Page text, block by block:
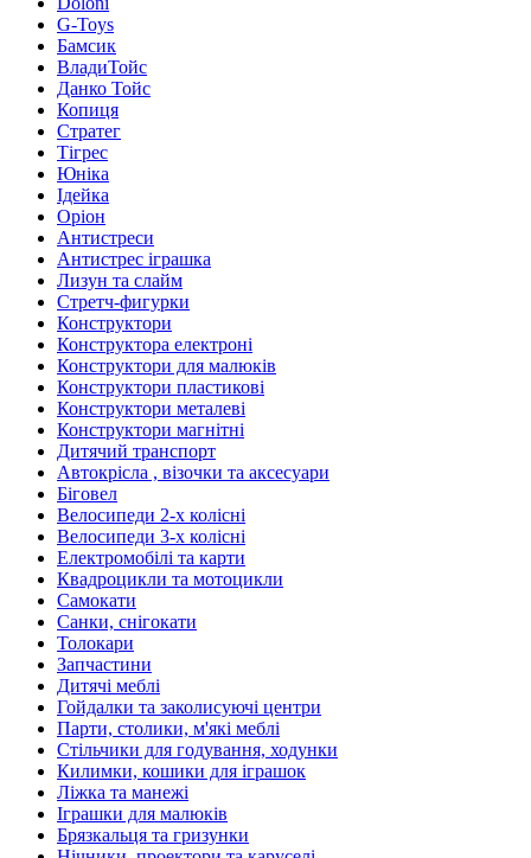
G-Toys
Бамсик
ВладиТойс
Данко Тойс
Копиця
Стратег
Тігрес
Юніка
Ідейка
Оріон
Антистреси
Антистрес іграшка
Лизун та слайм
Стретч-фигурки
Конструктори
Конструктора електроні
Конструктори для малюків
Конструктори пластикові
Конструктори металеві
Конструктори магнітні
Дитячий транспорт
Автокрісла , візочки та аксесуари
Біговел
Велосипеди 2-х колісні
Велосипеди 3-х колісні
Електромобілі та карти
Квадроцикли та мотоцикли
Самокати
Санки, снігокати
Толокари
Запчастини
Дитячі меблі
Гойдалки та заколисуючі центри
Парти, столики, м'які меблі
Стільчики для годування, ходунки
Килимки, кошики для іграшок
Ліжка та манежі
Іграшки для малюків
Брязкальця та гризунки